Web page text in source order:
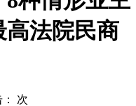
法院民商
次